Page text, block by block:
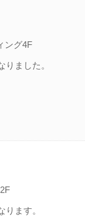
ング4F
ました。
ます。